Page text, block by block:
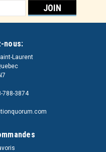
nous:
Laurent
788-3874